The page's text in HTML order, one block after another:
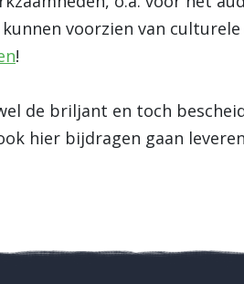
voorzien van
!
de briljant en toch
hier bijdragen gaan